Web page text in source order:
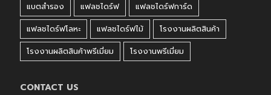
แบตสำรอง
แฟลชไดร์ฟ
แฟลชไดร์ฟการ์ด
แฟลชไดร์ฟโลหะ
แฟลชไดร์ฟไม้
โรงงานผลิตสินค้า
โรงงานผลิตสินค้าพรีเมี่ยม
โรงงานพรีเมี่ยม
CONTACT US